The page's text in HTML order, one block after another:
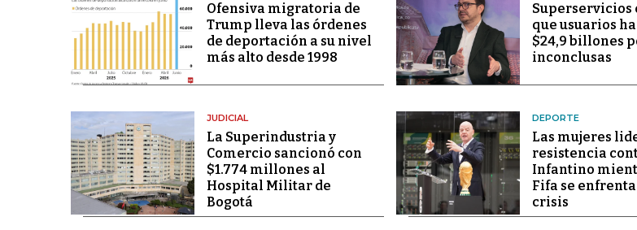
Ofensiva migratoria de
Trump lleva las órdenes
de deportación a su nivel
más alto desde 1998
Superservicios
que usuarios
$24,9 billones
inconclusas
JUDICIAL
La Superindustria y
Comercio sancionó con
$1.774 millones al
Hospital Militar de
Bogotá
DEPORTE
Las mujeres
resistencia
Infantino
Fifa se enfrenta
crisis